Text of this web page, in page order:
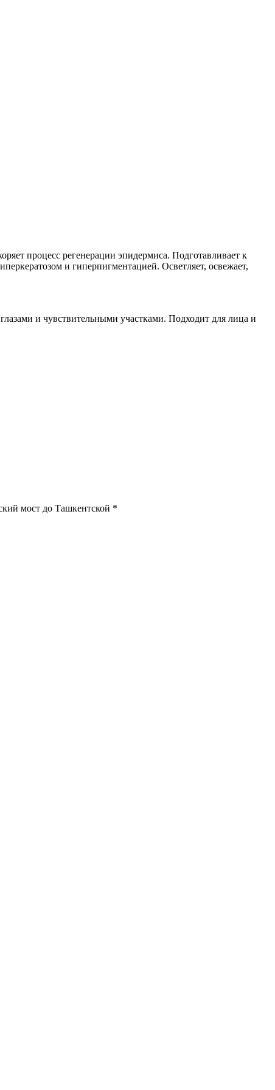
процесс регенерации эпидермиса. Подготавливает к
и гиперпигментацией. Осветляет, освежает,
и чувствительными участками. Подходит для лица и
мост до Ташкентской *